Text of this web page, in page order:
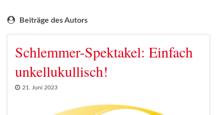
Beiträge des Autors
Schlemmer-Spektakel: Einfach
unkellukullisch!
21. Juni 2023